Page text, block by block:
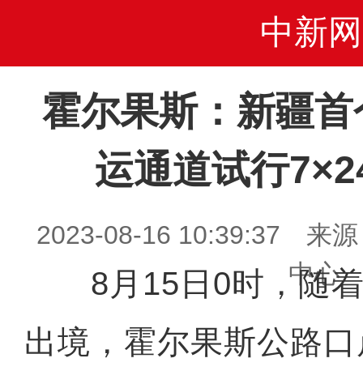
中新网
霍尔果斯：新疆
运通道试行
2023-08-16 10:39:37 来源
中心
8月15日0时，随着
出境，霍尔果斯公路